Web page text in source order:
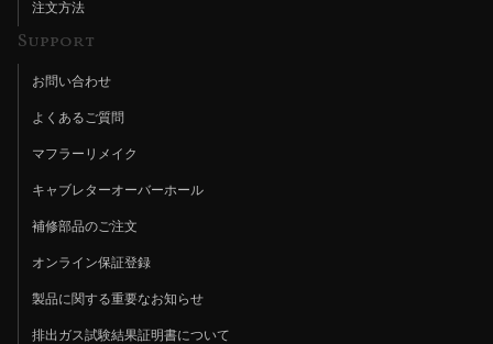
注文方法
Support
お問い合わせ
よくあるご質問
マフラーリメイク
キャブレターオーバーホール
補修部品のご注文
オンライン保証登録
製品に関する重要なお知らせ
排出ガス試験結果証明書について